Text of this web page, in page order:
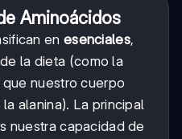
Aminoácidos
en esenciales,
la dieta (como la
que nuestro cuerpo
alanina). La principal
nuestra capacidad de